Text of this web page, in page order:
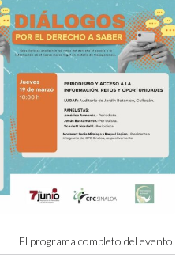
El programa completo del evento.